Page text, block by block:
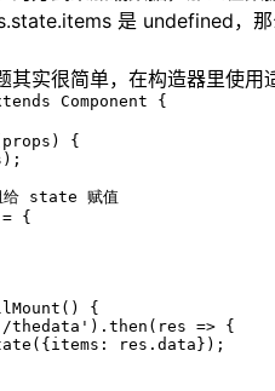
是 undefined，
其实很简单，在构造器里使用
Component {
{
state 赋值
{
{
=> {
res.data});